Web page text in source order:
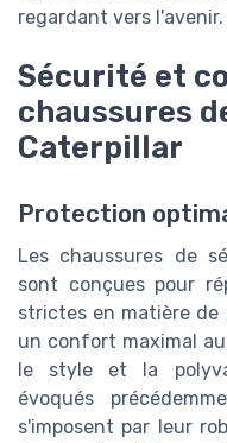
regardant vers l'avenir.
Sécurité et
chaussures
Caterpillar
Protection
Les chaussures de
sont conçues pour
strictes en matière
un confort maximal
le style et la
évoqués
s'imposent par leur